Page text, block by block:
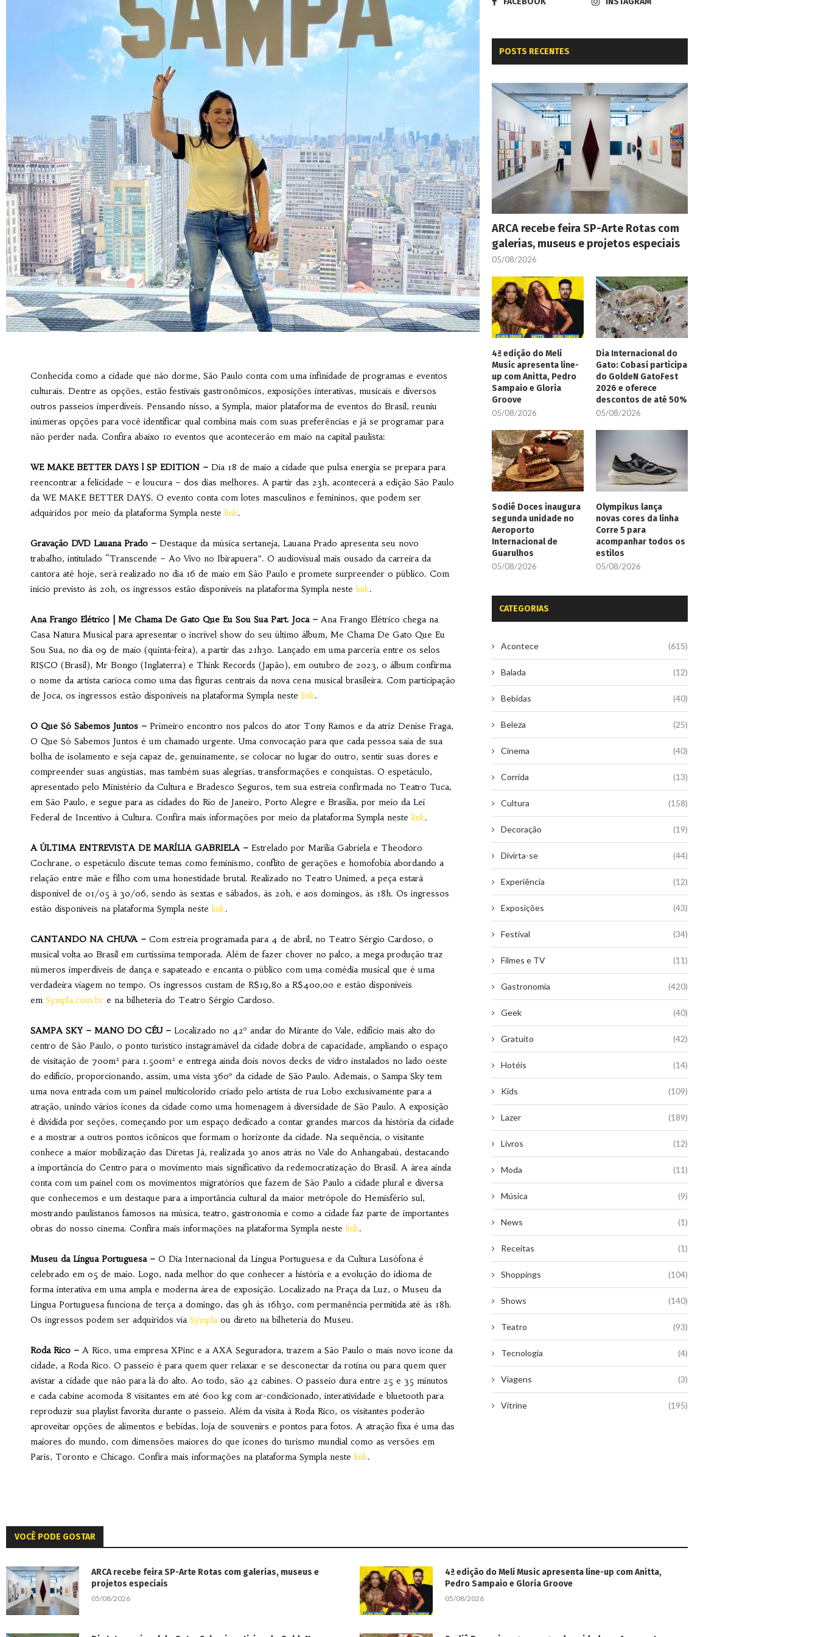
Conhecida como a cidade que não dorme, São Paulo conta com uma infinidade de programas e eventos
culturais. Dentre as opções, estão festivais gastronômicos, exposições interativas, musicais e diversos
outros passeios imperdíveis. Pensando nisso, a Sympla, maior plataforma de eventos do Brasil, reuniu
inúmeras opções para você identificar qual combina mais com suas preferências e já se programar para
não perder nada. Confira abaixo 10 eventos que acontecerão em maio na capital paulista:
WE MAKE BETTER DAYS l SP EDITION – Dia 18 de maio a cidade que pulsa energia se prepara para
reencontrar a felicidade – e loucura – dos dias melhores. A partir das 23h, acontecerá a edição São Paulo
da WE MAKE BETTER DAYS. O evento conta com lotes masculinos e femininos, que podem ser
adquiridos por meio da plataforma Sympla neste link.
Gravação DVD Lauana Prado – Destaque da música sertaneja, Lauana Prado apresenta seu novo
trabalho, intitulado “Transcende – Ao Vivo no Ibirapuera”. O audiovisual mais ousado da carreira da
cantora até hoje, será realizado no dia 16 de maio em São Paulo e promete surpreender o público. Com
início previsto às 20h, os ingressos estão disponíveis na plataforma Sympla neste link.
Ana Frango Elétrico | Me Chama De Gato Que Eu Sou Sua Part. Joca – Ana Frango Elétrico chega na
Casa Natura Musical para apresentar o incrível show do seu último álbum, Me Chama De Gato Que Eu
Sou Sua, no dia 09 de maio (quinta-feira), a partir das 21h30. Lançado em uma parceria entre os selos
RISCO (Brasil), Mr Bongo (Inglaterra) e Think Records (Japão), em outubro de 2023, o álbum confirma
o nome da artista carioca como uma das figuras centrais da nova cena musical brasileira. Com participação
de Joca, os ingressos estão disponíveis na plataforma Sympla neste link.
O Que Só Sabemos Juntos – Primeiro encontro nos palcos do ator Tony Ramos e da atriz Denise Fraga,
O Que Só Sabemos Juntos é um chamado urgente. Uma convocação para que cada pessoa saia de sua
bolha de isolamento e seja capaz de, genuinamente, se colocar no lugar do outro, sentir suas dores e
compreender suas angústias, mas também suas alegrias, transformações e conquistas. O espetáculo,
apresentado pelo Ministério da Cultura e Bradesco Seguros, tem sua estreia confirmada no Teatro Tuca,
em São Paulo, e segue para as cidades do Rio de Janeiro, Porto Alegre e Brasília, por meio da Lei
Federal de Incentivo à Cultura. Confira mais informações por meio da plataforma Sympla neste link.
A ÚLTIMA ENTREVISTA DE MARÍLIA GABRIELA – Estrelado por Marília Gabriela e Theodoro
Cochrane, o espetáculo discute temas como feminismo, conflito de gerações e homofobia abordando a
relação entre mãe e filho com uma honestidade brutal. Realizado no Teatro Unimed, a peça estará
disponível de 01/05 à 30/06, sendo às sextas e sábados, às 20h, e aos domingos, às 18h. Os ingressos
estão disponíveis na plataforma Sympla neste link.
CANTANDO NA CHUVA – Com estreia programada para 4 de abril, no Teatro Sérgio Cardoso, o
musical volta ao Brasil em curtíssima temporada. Além de fazer chover no palco, a mega produção traz
números imperdíveis de dança e sapateado e encanta o público com uma comédia musical que é uma
verdadeira viagem no tempo. Os ingressos custam de R$19,80 a R$400,00 e estão disponíveis
em Sympla.com.br e na bilheteria do Teatro Sérgio Cardoso.
SAMPA SKY – MANO DO CÉU – Localizado no 42º andar do Mirante do Vale, edifício mais alto do
centro de São Paulo, o ponto turístico instagramável da cidade dobra de capacidade, ampliando o espaço
de visitação de 700m² para 1.500m² e entrega ainda dois novos decks de vidro instalados no lado oeste
do edifício, proporcionando, assim, uma vista 360º da cidade de São Paulo. Ademais, o Sampa Sky tem
uma nova entrada com um painel multicolorido criado pelo artista de rua Lobo exclusivamente para a
atração, unindo vários ícones da cidade como uma homenagem à diversidade de São Paulo. A exposição
é dividida por seções, começando por um espaço dedicado a contar grandes marcos da história da cidade
e a mostrar a outros pontos icônicos que formam o horizonte da cidade. Na sequência, o visitante
conhece a maior mobilização das Diretas Já, realizada 30 anos atrás no Vale do Anhangabaú, destacando
a importância do Centro para o movimento mais significativo da redemocratização do Brasil. A área ainda
conta com um painel com os movimentos migratórios que fazem de São Paulo a cidade plural e diversa
que conhecemos e um destaque para a importância cultural da maior metrópole do Hemisfério sul,
mostrando paulistanos famosos na música, teatro, gastronomia e como a cidade faz parte de importantes
obras do nosso cinema. Confira mais informações na plataforma Sympla neste link.
Museu da Língua Portuguesa – O Dia Internacional da Língua Portuguesa e da Cultura Lusófona é
celebrado em 05 de maio. Logo, nada melhor do que conhecer a história e a evolução do idioma de
forma interativa em uma ampla e moderna área de exposição. Localizado na Praça da Luz, o Museu da
Língua Portuguesa funciona de terça a domingo, das 9h às 16h30, com permanência permitida até às 18h.
Os ingressos podem ser adquiridos via Symplaou direto na bilheteria do Museu.
Roda Rico – A Rico, uma empresa XPinc e a AXA Seguradora, trazem a São Paulo o mais novo ícone da
cidade, a Roda Rico. O passeio é para quem quer relaxar e se desconectar da rotina ou para quem quer
avistar a cidade que não para lá do alto. Ao todo, são 42 cabines. O passeio dura entre 25 e 35 minutos
e cada cabine acomoda 8 visitantes em até 600 kg com ar-condicionado, interatividade e bluetooth para
reproduzir sua playlist favorita durante o passeio. Além da visita à Roda Rico, os visitantes poderão
aproveitar opções de alimentos e bebidas, loja de souvenirs e pontos para fotos. A atração fixa é uma das
maiores do mundo, com dimensões maiores do que ícones do turismo mundial como as versões em
Paris, Toronto e Chicago. Confira mais informações na plataforma Sympla neste link.
POSTS RECENTES
ARCA recebe feira SP-Arte Rotas com
galerias, museus e projetos especiais
05/08/2026
4ª edição do Meli
Music apresenta line-
up com Anitta, Pedro
Sampaio e Gloria
Groove
05/08/2026
Dia Internacional do
Gato: Cobasi participa
do GoldeN GatoFest
2026 e oferece
descontos de até 50%
05/08/2026
Sodiê Doces inaugura
segunda unidade no
Aeroporto
Internacional de
Guarulhos
05/08/2026
Olympikus lança
novas cores da linha
Corre 5 para
acompanhar todos os
estilos
05/08/2026
CATEGORIAS
Acontece (615)
Balada (12)
Bebidas (40)
Beleza (25)
Cinema (40)
Corrida (13)
Cultura (158)
Decoração (19)
Divirta-se (44)
Experiência (12)
Exposições (43)
Festival (34)
Filmes e TV (11)
Gastronomia (420)
Geek (40)
Gratuito (42)
Hotéis (14)
Kids (109)
Lazer (189)
Livros (12)
Moda (11)
Música (9)
News (1)
Receitas (1)
Shoppings (104)
Shows (140)
Teatro (93)
Tecnologia (4)
Viagens (3)
Vitrine (195)
VOCÊ PODE GOSTAR
ARCA recebe feira SP-Arte Rotas com galerias, museus e
projetos especiais
05/08/2026
4ª edição do Meli Music apresenta line-up com Anitta,
Pedro Sampaio e Gloria Groove
05/08/2026